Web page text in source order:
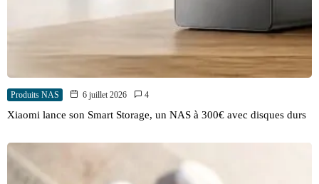
Produits NAS 6 juillet 2026 4
Xiaomi lance son Smart Storage, un NAS à 300€ avec disques durs